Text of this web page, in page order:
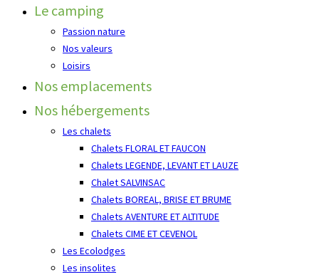
Le camping
Passion nature
Nos valeurs
Loisirs
Nos emplacements
Nos hébergements
Les chalets
Chalets FLORAL ET FAUCON
Chalets LEGENDE, LEVANT ET LAUZE
Chalet SALVINSAC
Chalets BOREAL, BRISE ET BRUME
Chalets AVENTURE ET ALTITUDE
Chalets CIME ET CEVENOL
Les Ecolodges
Les insolites